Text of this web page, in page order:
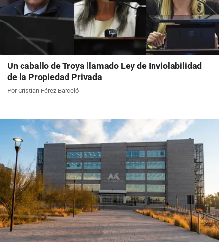
Un caballo de Troya llamado Ley de Inviolabilidad
de la Propiedad Privada
Por Cristian Pérez Barceló